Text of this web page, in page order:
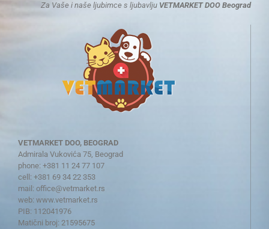
Za Vaše i naše ljubimce s ljubavlju VETMARKET DOO Beograd
VETMARKET DOO, BEOGRAD
Admirala Vukovića 75, Beograd
phone: +381 11 24 77 107
cell: +381 69 34 22 353
mail: office@vetmarket.rs
web: www.vetmarket.rs
PIB: 112041976
Matični broj: 21595675